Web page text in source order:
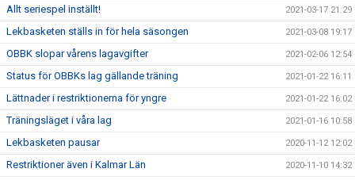
Allt seriespel inställt! 2021-03-17 21:29
Lekbasketen ställs in för hela säsongen 2021-03-08 19:17
OBBK slopar vårens lagavgifter 2021-02-06 12:54
Status för OBBKs lag gällande träning 2021-01-22 16:11
Lättnader i restriktionerna för yngre 2021-01-22 16:02
Träningsläget i våra lag 2021-01-16 10:58
Lekbasketen pausar 2020-11-12 12:02
Restriktioner även i Kalmar Län 2020-11-10 14:32